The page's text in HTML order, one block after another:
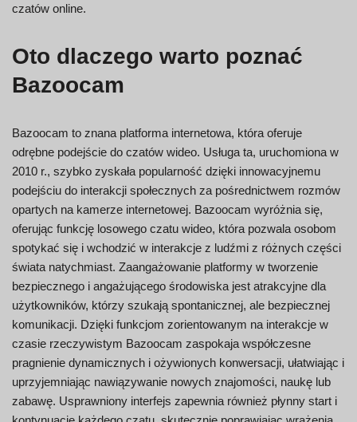
czatów online.
Oto dlaczego warto poznać
Bazoocam
Bazoocam to znana platforma internetowa, która oferuje
odrębne podejście do czatów wideo. Usługa ta, uruchomiona w
2010 r., szybko zyskała popularność dzięki innowacyjnemu
podejściu do interakcji społecznych za pośrednictwem rozmów
opartych na kamerze internetowej. Bazoocam wyróżnia się,
oferując funkcję losowego czatu wideo, która pozwala osobom
spotykać się i wchodzić w interakcje z ludźmi z różnych części
świata natychmiast. Zaangażowanie platformy w tworzenie
bezpiecznego i angażującego środowiska jest atrakcyjne dla
użytkowników, którzy szukają spontanicznej, ale bezpiecznej
komunikacji. Dzięki funkcjom zorientowanym na interakcje w
czasie rzeczywistym Bazoocam zaspokaja współczesne
pragnienie dynamicznych i ożywionych konwersacji, ułatwiając i
uprzyjemniając nawiązywanie nowych znajomości, naukę lub
zabawę. Usprawniony interfejs zapewnia również płynny start i